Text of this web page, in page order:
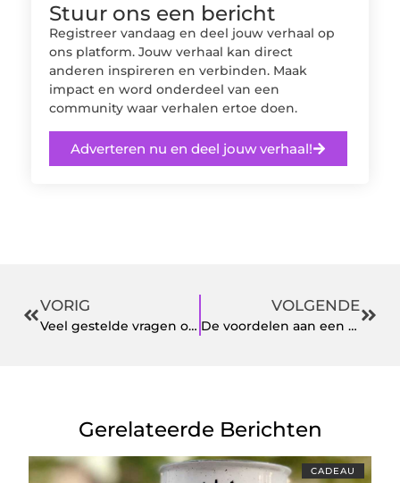
Stuur ons een bericht
Registreer vandaag en deel jouw verhaal op
ons platform. Jouw verhaal kan direct
anderen inspireren en verbinden. Maak
impact en word onderdeel van een
community waar verhalen ertoe doen.
Adverteren nu en deel jouw verhaal!
VORIG
Veel gestelde vragen over rieten daken
VOLGENDE
De voordelen aan een makelaar
Gerelateerde Berichten
CADEAU